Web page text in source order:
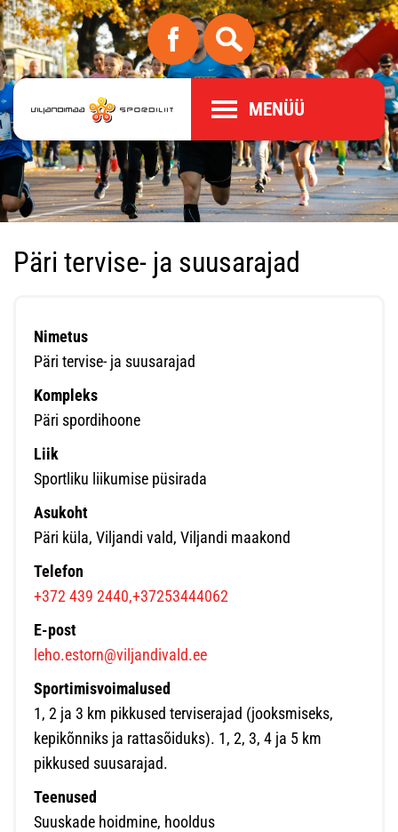
MENÜÜ
Päri tervise- ja suusarajad
Nimetus
Päri tervise- ja suusarajad
Kompleks
Päri spordihoone
Liik
Sportliku liikumise püsirada
Asukoht
Päri küla, Viljandi vald, Viljandi maakond
Telefon
+372 439 2440,+37253444062
E-post
leho.estorn@viljandivald.ee
Sportimisvoimalused
1, 2 ja 3 km pikkused terviserajad (jooksmiseks,
kepikõnniks ja rattasõiduks). 1, 2, 3, 4 ja 5 km
pikkused suusarajad.
Teenused
Suuskade hoidmine, hooldus